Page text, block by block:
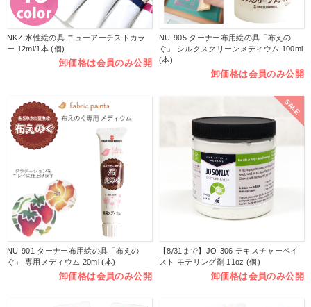
NKZ 水性絵の具 ニューアーチストカラ
ー 12ml/1本 (個)
卸価格は会員のみ公開
NU-905 ターナー布用絵の具「布えの
ぐ」 シルクスクリーンメディウム 100ml
(本)
卸価格は会員のみ公開
NU-901 ターナー布用絵の具「布えの
ぐ」 専用メディウム 20ml (本)
卸価格は会員のみ公開
SALE
【8/31まで】JO-306 テキスチャーペイ
スト モデリング剤 11oz (個)
卸価格は会員のみ公開